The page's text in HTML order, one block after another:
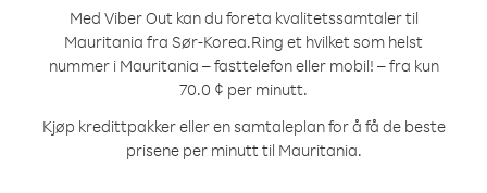
Med Viber Out kan du foreta kvalitetssamtaler til
Mauritania fra Sør-Korea.Ring et hvilket som helst
nummer i Mauritania – fasttelefon eller mobil! – fra kun
70.0 ¢ per minutt.
Kjøp kredittpakker eller en samtaleplan for å få de beste
prisene per minutt til Mauritania.